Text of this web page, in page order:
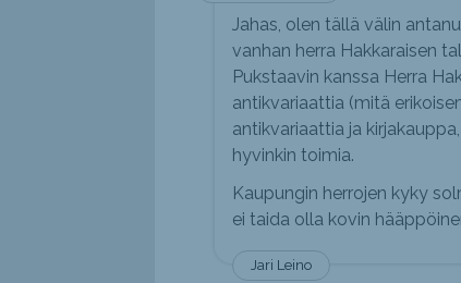
Jari Leino
Jahas, olen tällä välin
vanhan herra Hakkaraisen
Pukstaavin kanssa Herra
antikvariaattia (mitä
antikvariaattia ja
hyvinkin toimia.
Kaupungin herrojen kyky
ei taida olla kovin